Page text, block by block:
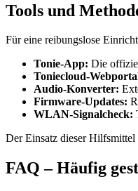
Tools und
Für eine reibungslose
Tonie-App: Die
Toniecloud-
Audio-Konverter:
Firmware-Updates:
WLAN-Signalcheck:
Der Einsatz dieser Hilfsmittel
FAQ – Häufig